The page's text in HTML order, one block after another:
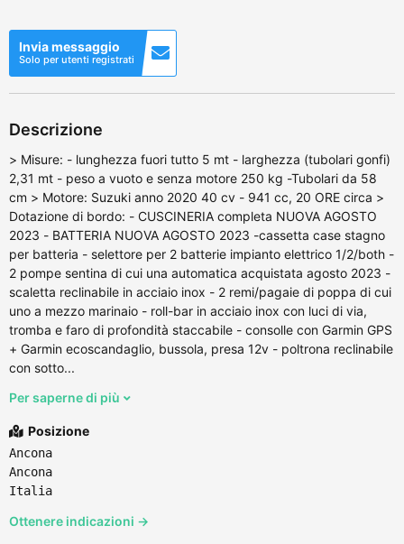
Invia messaggio
Solo per utenti registrati
Descrizione
> Misure: - lunghezza fuori tutto 5 mt - larghezza (tubolari gonfi)
2,31 mt - peso a vuoto e senza motore 250 kg -Tubolari da 58
cm > Motore: Suzuki anno 2020 40 cv - 941 cc, 20 ORE circa >
Dotazione di bordo: - CUSCINERIA completa NUOVA AGOSTO
2023 - BATTERIA NUOVA AGOSTO 2023 -cassetta case stagno
per batteria - selettore per 2 batterie impianto elettrico 1/2/both -
2 pompe sentina di cui una automatica acquistata agosto 2023 -
scaletta reclinabile in acciaio inox - 2 remi/pagaie di poppa di cui
uno a mezzo marinaio - roll-bar in acciaio inox con luci di via,
tromba e faro di profondità staccabile - consolle con Garmin GPS
+ Garmin ecoscandaglio, bussola, presa 12v - poltrona reclinabile
con sotto...
Per saperne di più
Posizione
Ancona
Ancona
Italia
Ottenere indicazioni →